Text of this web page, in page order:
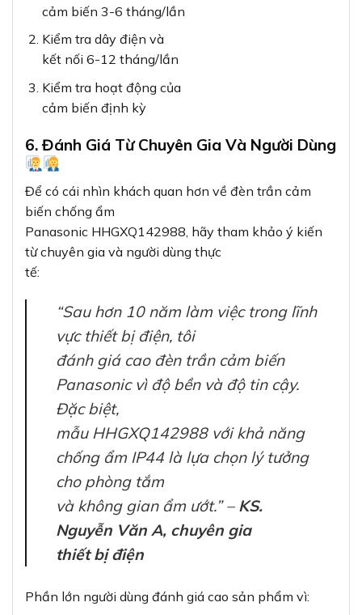
cảm biến 3-6 tháng/lần
Kiểm tra dây điện và
kết nối 6-12 tháng/lần
Kiểm tra hoạt động của
cảm biến định kỳ
6. Đánh Giá Từ Chuyên Gia Và Người Dùng
Để có cái nhìn khách quan hơn về đèn trần cảm
biến chống ẩm
Panasonic HHGXQ142988, hãy tham khảo ý kiến
từ chuyên gia và người dùng thực
tế:
“Sau hơn 10 năm làm việc trong lĩnh
vực thiết bị điện, tôi
đánh giá cao đèn trần cảm biến
Panasonic vì độ bền và độ tin cậy.
Đặc biệt,
mẫu HHGXQ142988 với khả năng
chống ẩm IP44 là lựa chọn lý tưởng
cho phòng tắm
và không gian ẩm ướt.” – KS.
Nguyễn Văn A, chuyên gia
thiết bị điện
Phần lớn người dùng đánh giá cao sản phẩm vì: